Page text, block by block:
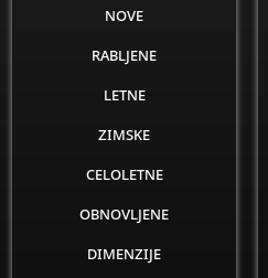
nove
rabljene
letne
zimske
celoletne
obnovljene
dimenzije